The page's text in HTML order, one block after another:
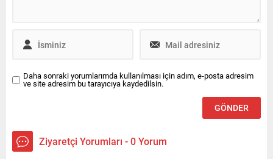
Daha sonraki yorumlarımda kullanılması için adım, e-posta adresim
ve site adresim bu tarayıcıya kaydedilsin.
Ziyaretçi Yorumları - 0 Yorum